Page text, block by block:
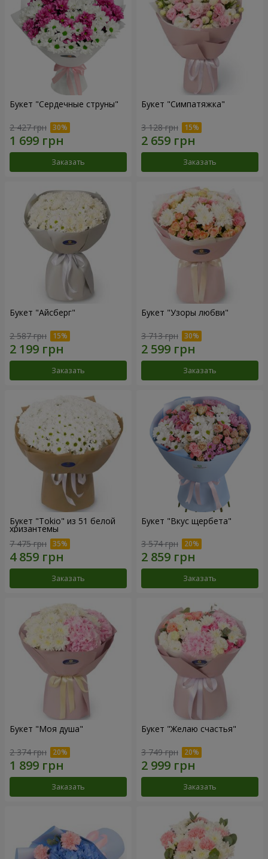
Букет "Сердечные струны"
2 427 грн
Заказать
Букет "Симпатяжка"
3 128 грн
Заказать
Букет "Айсберг"
2 587 грн
Заказать
Букет "Узоры любви"
3 713 грн
Заказать
Букет "Tokio" из 51 белой
хризантемы
7 475 грн
Заказать
Букет "Вкус щербета"
3 574 грн
Заказать
Букет "Моя душа"
2 374 грн
Заказать
Букет "Желаю счастья"
3 749 грн
Заказать